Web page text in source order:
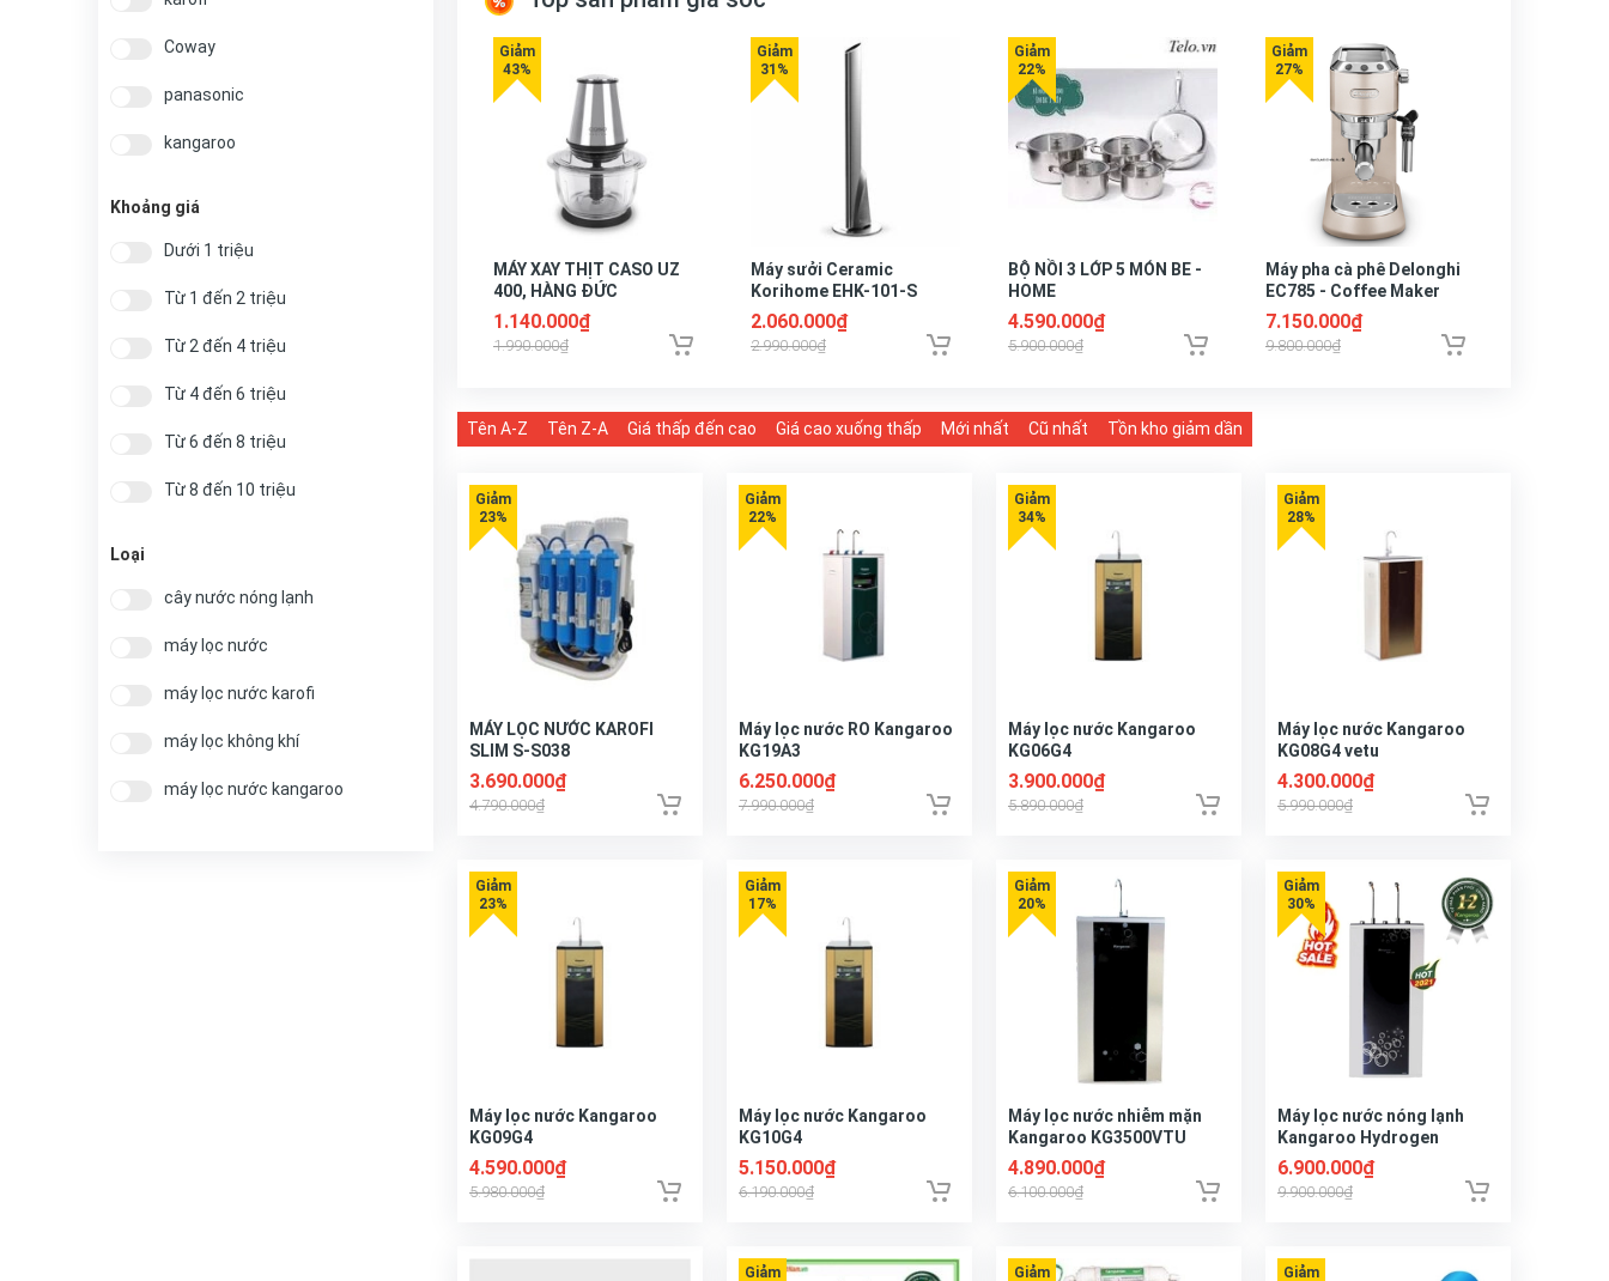
Coway
panasonic
kangaroo
Khoảng giá
Dưới 1 triệu
Từ 1 đến 2 triệu
Từ 2 đến 4 triệu
Từ 4 đến 6 triệu
Từ 6 đến 8 triệu
Từ 8 đến 10 triệu
Loại
cây nước nóng lạnh
máy lọc nước
máy lọc nước karofi
máy lọc không khí
máy lọc nước kangaroo
MÁY XAY THỊT CASO UZ
400, HÀNG ĐỨC
1.140.000₫
1.990.000₫
Máy sưởi Ceramic
Korihome EHK-101-S
2.060.000₫
2.990.000₫
BỘ NỒI 3 LỚP 5 MÓN BE -
HOME
4.590.000₫
5.900.000₫
Máy pha cà phê Delonghi
EC785 - Coffee Maker
Delonghi Dedica Metallics
EC 785
7.150.000₫
9.800.000₫
Tên A-Z Tên Z-A Giá thấp đến cao Giá cao xuống thấp Mới nhất Cũ nhất Tồn kho giảm dần
MÁY LỌC NƯỚC KAROFI
SLIM S-S038
3.690.000₫
4.790.000₫
Máy lọc nước RO Kangaroo
KG19A3
6.250.000₫
7.990.000₫
Máy lọc nước Kangaroo
KG06G4
3.900.000₫
5.890.000₫
Máy lọc nước Kangaroo
KG08G4 vetu
4.300.000₫
5.990.000₫
Máy lọc nước Kangaroo
KG09G4
4.590.000₫
5.980.000₫
Máy lọc nước Kangaroo
KG10G4
5.150.000₫
6.190.000₫
Máy lọc nước nhiễm mặn
Kangaroo KG3500VTU
4.890.000₫
6.100.000₫
Máy lọc nước nóng lạnh
Kangaroo Hydrogen
KG10A5
6.900.000₫
9.900.000₫